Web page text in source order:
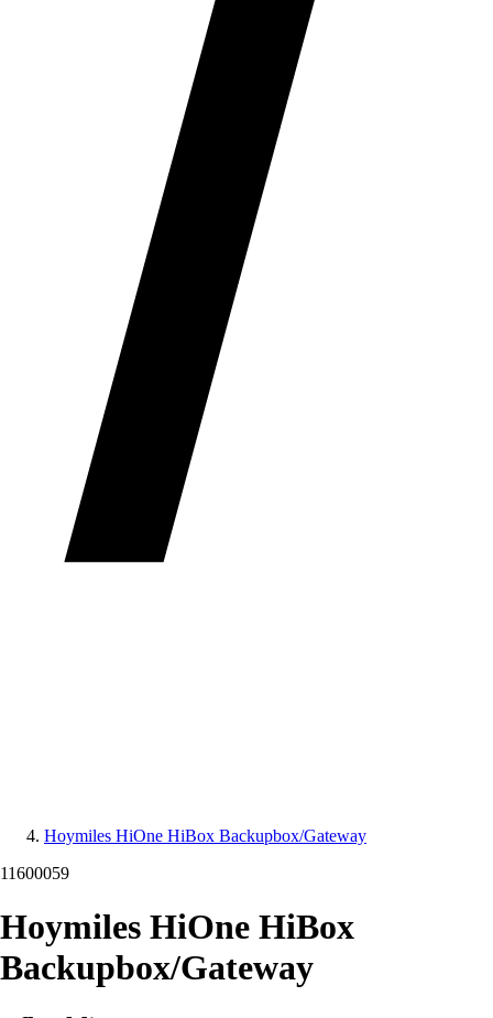
Hoymiles HiOne HiBox Backupbox/Gateway
11600059
Hoymiles HiOne HiBox
Backupbox/Gateway